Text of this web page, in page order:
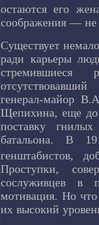
остаются его
соображения —
Существует
ради карьеры
стремившиеся
генерал-майор
Щепихина, еще до
поставку
батальона. В
генштабистов,
Проступки,
сослуживцев в
мотивация. Но что
их высокий